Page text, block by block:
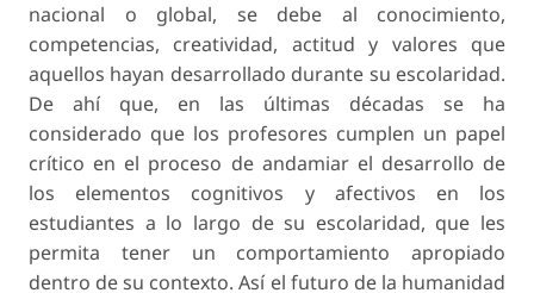
nacional o global, se debe al conocimiento,
competencias, creatividad, actitud y valores que
aquellos hayan desarrollado durante su escolaridad.
De ahí que, en las últimas décadas se ha
considerado que los profesores cumplen un papel
crítico en el proceso de andamiar el desarrollo de
los elementos cognitivos y afectivos en los
estudiantes a lo largo de su escolaridad, que les
permita tener un comportamiento apropiado
dentro de su contexto. Así el futuro de la humanidad